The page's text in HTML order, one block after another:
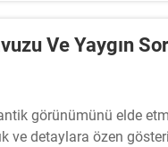
Ve Yaygın
görünümünü elde
ve detaylara özen